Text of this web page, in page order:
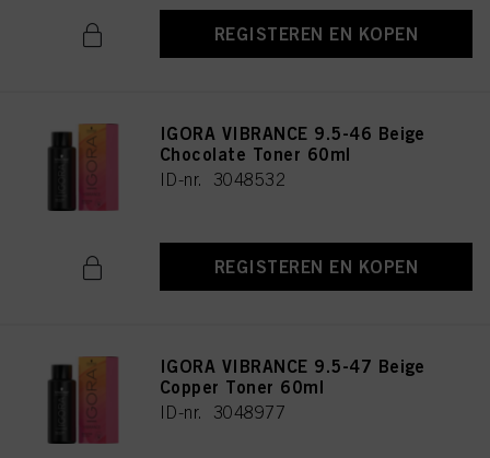
REGISTEREN EN KOPEN
IGORA VIBRANCE 9.5-46 Beige
Chocolate Toner 60ml
ID-nr. 3048532
REGISTEREN EN KOPEN
IGORA VIBRANCE 9.5-47 Beige
Copper Toner 60ml
ID-nr. 3048977